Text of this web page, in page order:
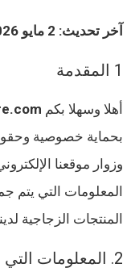
آخر تحديث: 2 مايو 2026
1 المقدمة
أهلا وسهلا بكم
بحماية خصوصية وحقوق
وزوار موقعنا
المعلومات التي يتم
المنتجات الزجاجية
2. المعلومات التي نجمعها